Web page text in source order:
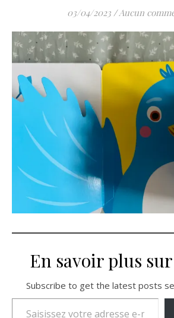
03/04/2023 /Aucun
En savoir plus
Subscribe to get the latest posts
Saisissez votre adresse e-mail…